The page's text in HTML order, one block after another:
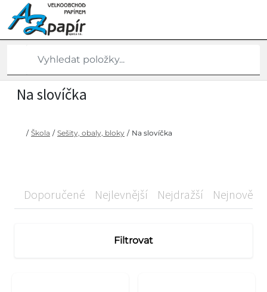
Na slovíčka
/ Škola / Sešity, obaly, bloky / Na slovíčka
Doporučené Nejlevnější Nejdražší Nejnovější
Filtrovat